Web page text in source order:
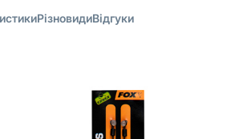
РізновидиВідгуки